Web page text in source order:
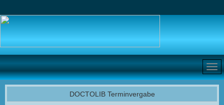
DOCTOLIB Terminvergabe